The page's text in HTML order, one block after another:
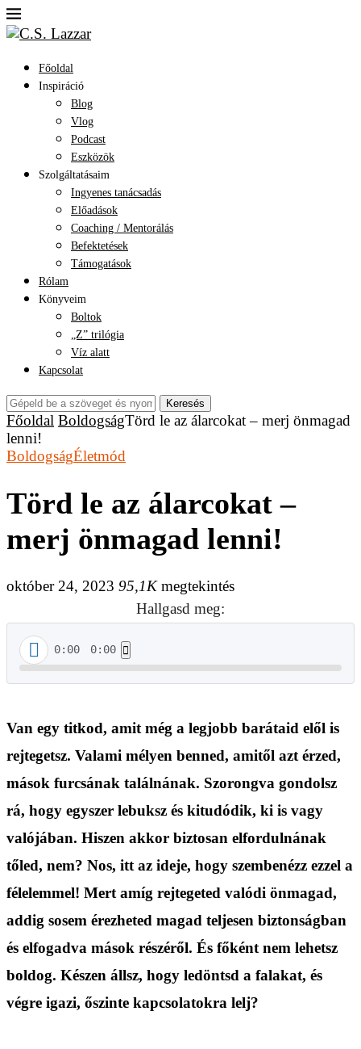
Főoldal
Inspiráció
Blog
Vlog
Podcast
Eszközök
Szolgáltatásaim
Ingyenes tanácsadás
Előadások
Coaching / Mentorálás
Befektetések
Támogatások
Rólam
Könyveim
Boltok
„Z” trilógia
Víz alatt
Kapcsolat
Keresés
Főoldal BoldogságTörd le az álarcokat – merj önmagad
lenni!
BoldogságÉletmód
Törd le az álarcokat –
merj önmagad lenni!
október 24, 2023 95,1Kmegtekintés
Hallgasd meg:
0:00 0:00
Van egy titkod, amit még a legjobb barátaid elől is
rejtegetsz. Valami mélyen benned, amitől azt érzed,
mások furcsának találnának. Szorongva gondolsz
rá, hogy egyszer lebuksz és kitudódik, ki is vagy
valójában. Hiszen akkor biztosan elfordulnának
tőled, nem? Nos, itt az ideje, hogy szembenézz ezzel a
félelemmel! Mert amíg rejtegeted valódi önmagad,
addig sosem érezheted magad teljesen biztonságban
és elfogadva mások részéről. És főként nem lehetsz
boldog. Készen állsz, hogy ledöntsd a falakat, és
végre igazi, őszinte kapcsolatokra lelj?